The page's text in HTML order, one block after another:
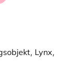
, Lynx,